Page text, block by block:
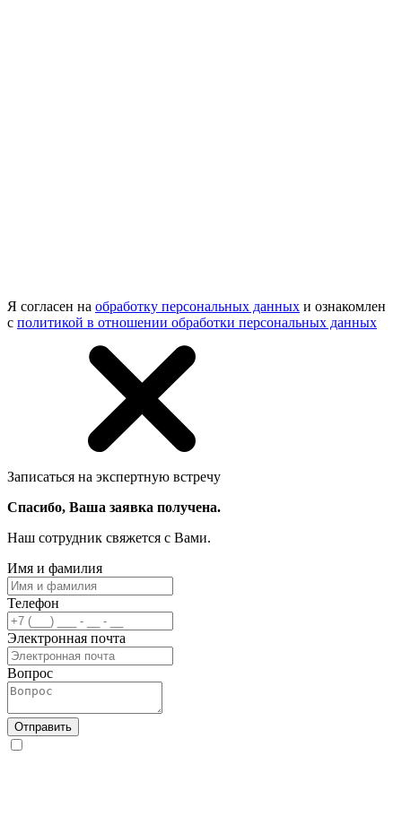
Я согласен на обработку персональных данных и ознакомлен
с политикой в отношении обработки персональных данных
Записаться на экспертную встречу
Спасибо, Ваша заявка получена.
Наш сотрудник свяжется с Вами.
Имя и фамилия
Телефон
Электронная почта
Вопрос
Отправить